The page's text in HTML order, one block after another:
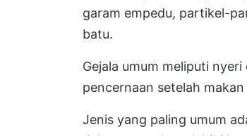
garam empedu, partikel-
batu.
Gejala umum meliputi
pencernaan setelah
Jenis yang paling umum